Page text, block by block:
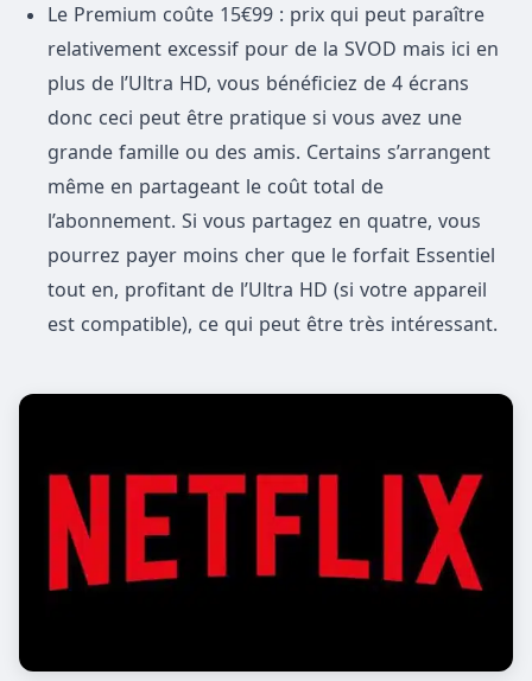
Le Premium coûte 15€99 : prix qui peut paraître
relativement excessif pour de la SVOD mais ici en
plus de l’Ultra HD, vous bénéficiez de 4 écrans
donc ceci peut être pratique si vous avez une
grande famille ou des amis. Certains s’arrangent
même en partageant le coût total de
l’abonnement. Si vous partagez en quatre, vous
pourrez payer moins cher que le forfait Essentiel
tout en, profitant de l’Ultra HD (si votre appareil
est compatible), ce qui peut être très intéressant.